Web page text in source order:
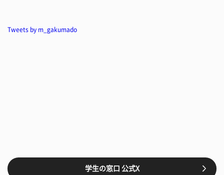
Tweets by m_gakumado
学生の窓口 公式X